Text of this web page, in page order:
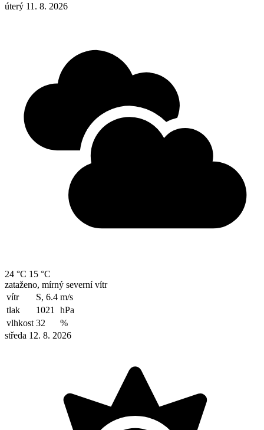
úterý 11. 8. 2026
24 °C 15 °C
zataženo, mírný severní vítr
vítr
S, 6.4 m/s
tlak
1021
hPa
vlhkost 32
%
středa 12. 8. 2026